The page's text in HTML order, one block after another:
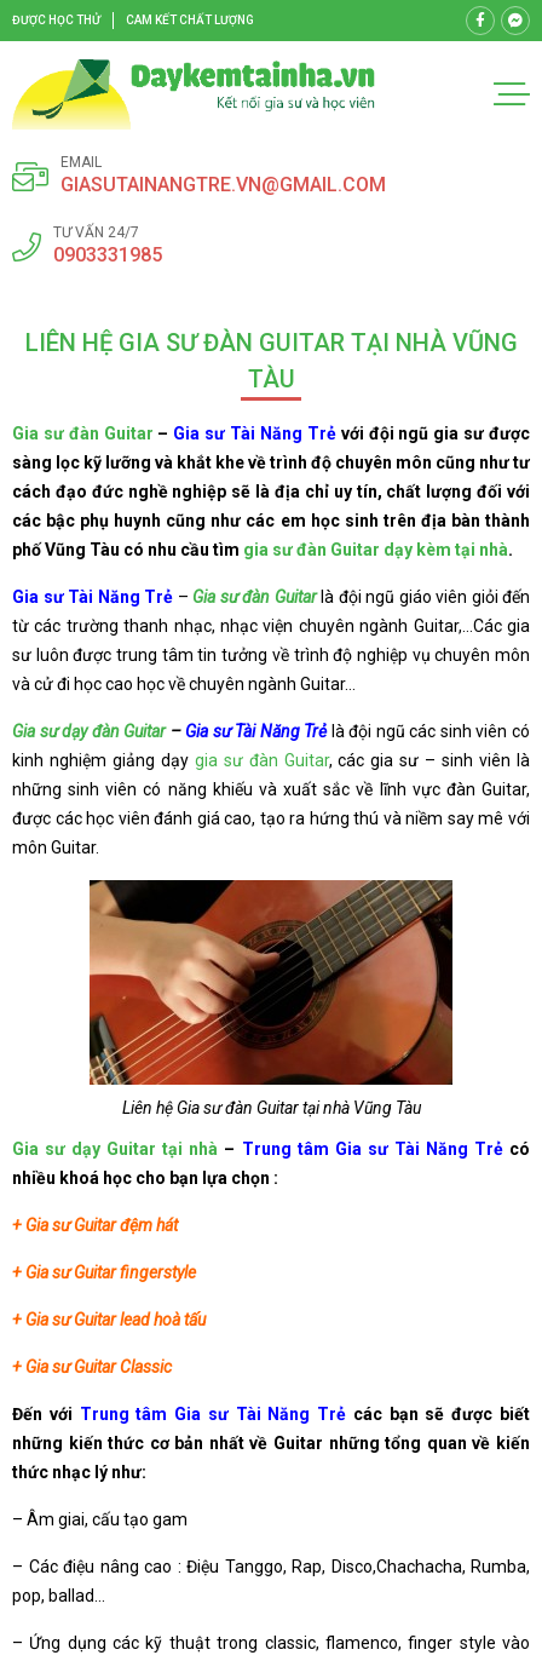
ĐƯỢC HỌC THỬ CAM KẾT CHẤT LƯỢNG
EMAIL
GIASUTAINANGTRE.VN@GMAIL.COM
TƯ VẤN 24/7
0903331985
LIÊN HỆ GIA SƯ ĐÀN GUITAR TẠI NHÀ VŨNG
TÀU
Gia sư đàn Guitar – Gia sư Tài Năng Trẻvới đội ngũ gia sư được
sàng lọc kỹ lưỡng và khắt khe về trình độ chuyên môn cũng như tư
cách đạo đức nghề nghiệp sẽ là địa chỉ uy tín, chất lượng đối với
các bậc phụ huynh cũng như các em học sinh trên địa bàn thành
phố Vũng Tàu có nhu cầu tìm gia sư đàn Guitar dạy kèm tại nhà.
Gia sư Tài Năng Trẻ – Gia sư đàn Guitarlà đội ngũ giáo viên giỏi đến
từ các trường thanh nhạc, nhạc viện chuyên ngành Guitar,…Các gia
sư luôn được trung tâm tin tưởng về trình độ nghiệp vụ chuyên môn
và cử đi học cao học về chuyên ngành Guitar…
Gia sư dạy đàn Guitar– Gia sư Tài Năng Trẻlà đội ngũ các sinh viên có
kinh nghiệm giảng dạy gia sư đàn Guitar, các gia sư – sinh viên là
những sinh viên có năng khiếu và xuất sắc về lĩnh vực đàn Guitar,
được các học viên đánh giá cao, tạo ra hứng thú và niềm say mê với
môn Guitar.
Liên hệ Gia sư đàn Guitar tại nhà Vũng Tàu
Gia sư dạy Guitar tại nhà – Trung tâm Gia sư Tài Năng Trẻcó
nhiều khoá học cho bạn lựa chọn :
+ Gia sư Guitar đệm hát
+ Gia sư Guitar fingerstyle
+ Gia sư Guitar lead hoà tấu
+ Gia sư Guitar Classic
Đến với Trung tâm Gia sư Tài Năng Trẻ các bạn sẽ được biết
những kiến thức cơ bản nhất về Guitar những tổng quan về kiến
thức nhạc lý như:
– Âm giai, cấu tạo gam
– Các điệu nâng cao : Điệu Tanggo, Rap, Disco,Chachacha, Rumba,
pop, ballad…
– Ứng dụng các kỹ thuật trong classic, flamenco, finger style vào